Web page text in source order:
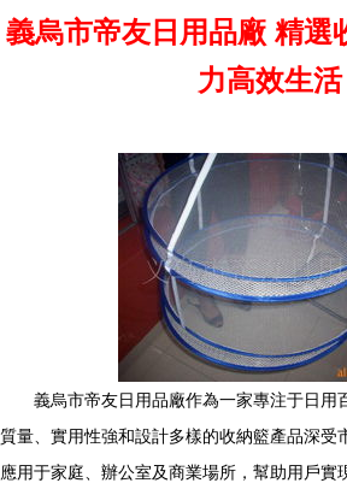
義烏市帝友日用品廠 精選
力高效生活
義烏市帝友日用品廠作為一家專注于日用
質量、實用性強和設計多樣的收納籃產品深受
應用于家庭、辦公室及商業場所，幫助用戶實